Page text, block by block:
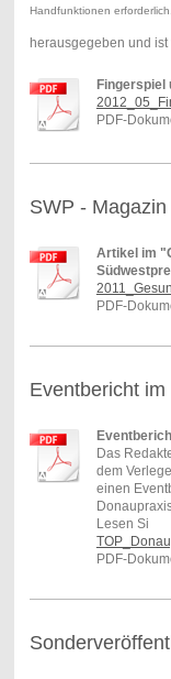
Handfunktionen erforderlich.
herausgegeben und
Fingerspiel
PDF-
SWP -
Artikel im
PDF-
Eventbericht
Das
dem
einen
Lesen Si
PDF-